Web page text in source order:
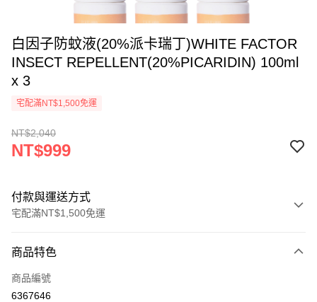
白因子防蚊液(20%派卡瑞丁)WHITE FACTOR
INSECT REPELLENT(20%PICARIDIN) 100ml
x 3
宅配滿NT$1,500免運
NT$2,040
NT$999
付款與運送方式
宅配滿NT$1,500免運
信用卡一次付款
LINE Pay
商品特色
商品編號
6367646